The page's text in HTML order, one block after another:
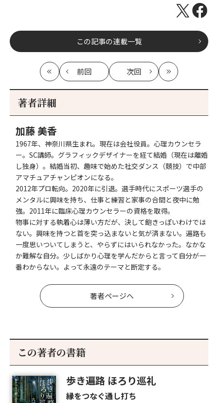
この記事の連載一覧
最
初
前回
記
次回
記
最
新
著者詳細
加藤 美香
1967年、神奈川県生まれ。現在は会社役員。心理カウンセラ
ー。SC講師。グラフィックデザイナーを経て結婚（現在は離婚
し独身）。結婚当初、趣味で始めた社交ダンス（競技）で中部
アマチュアチャンピオンになる。
2012年プロ転向。2020年に引退。選手時代にスポーツ選手の
メンタルに興味を持ち、仕事と練習と家事の合間と夜中に勉
強。2011年に臨床心理カウンセラーの資格を取得。
物事に対する執着心は薄い方だが、決して飽きっぽいわけでは
ない。興味を持つと首を突っ込まないと気が済まない。遍路も
一度思いついてしまうと、やらずにはいられなかった。なかな
か難解な自分。少しばかり心理を学んだからと言って自分が一
番わからない。よって永遠のテーマと断定する。
著者ページへ
この著者の書籍
歩き遍路 ほろり巡礼
縁をつなぐ通し打ち